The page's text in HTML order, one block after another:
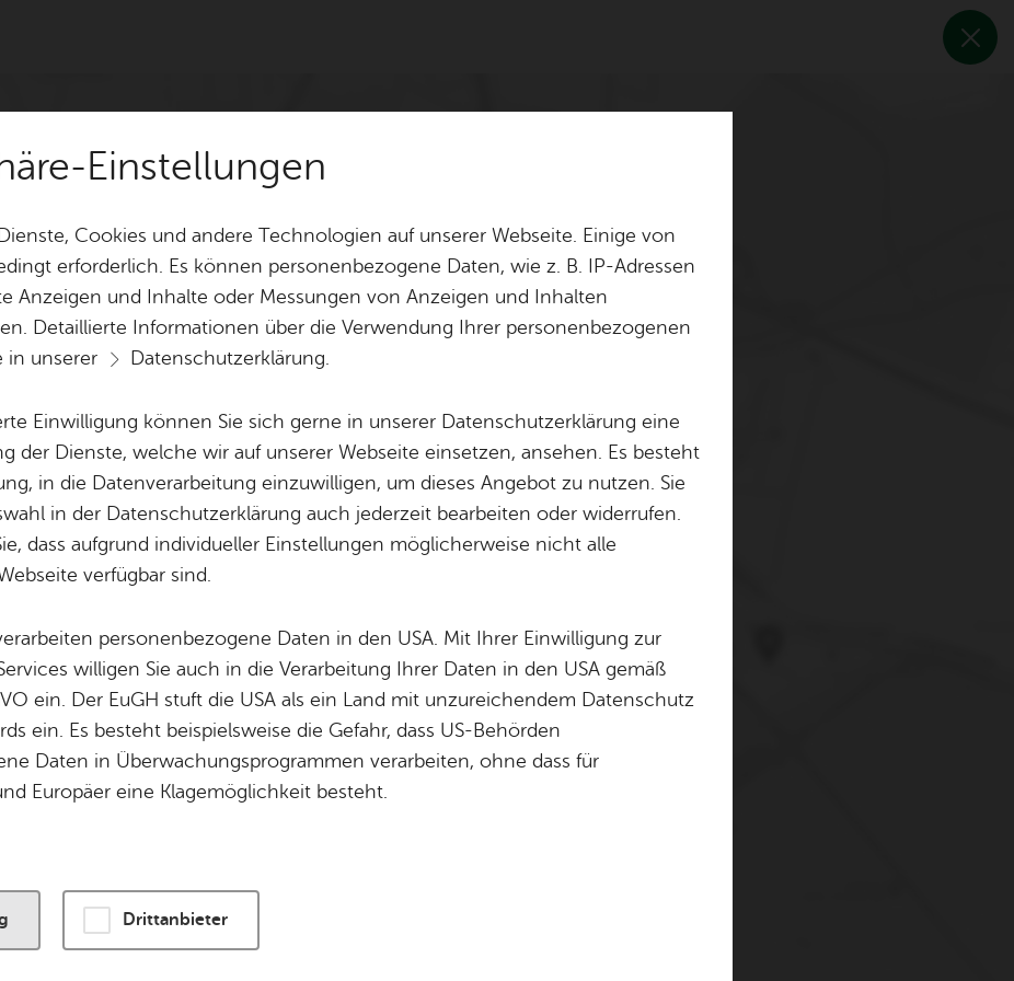
wird eine Verbindung zu externen Servern hergestellt. Diese verwenden Cookies und
um die Bedienung zu personalisieren und zu verbessern. Weitere Informationen
und Karte laden
Einstellungen
Cookies und andere Technologien auf unserer Webseite. Einige von
erforderlich. Es können personenbezogene Daten, wie z. B. IP-Adressen
Anzeigen und Inhalte oder Messungen von Anzeigen und Inhalten
Detaillierte Informationen über die Verwendung Ihrer personenbezogenen
in unserer
Datenschutzerklärung.
Einwilligung können Sie sich gerne in unserer Datenschutzerklärung eine
der Dienste, welche wir auf unserer Webseite einsetzen, ansehen. Es besteht
in die Datenverarbeitung einzuwilligen, um dieses Angebot zu nutzen. Sie
in der Datenschutzerklärung auch jederzeit bearbeiten oder widerrufen.
dass aufgrund individueller Einstellungen möglicherweise nicht alle
verfügbar sind.
personenbezogene Daten in den USA. Mit Ihrer Einwilligung zur
willigen Sie auch in die Verarbeitung Ihrer Daten in den USA gemäß
ein. Der EuGH stuft die USA als ein Land mit unzureichendem Datenschutz
ein. Es besteht beispielsweise die Gefahr, dass US-Behörden
Daten in Überwachungsprogrammen verarbeiten, ohne dass für
Europäer eine Klagemöglichkeit besteht.
Drittanbieter